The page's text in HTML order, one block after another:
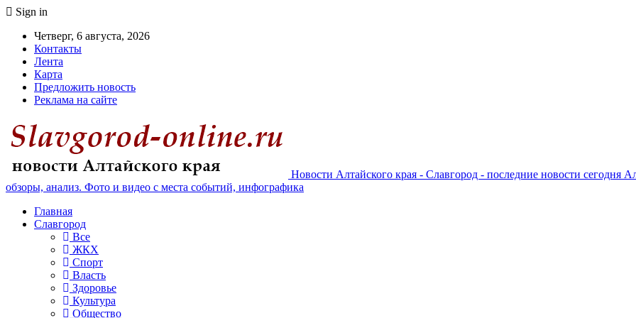
Sign in
Четверг, 6 августа, 2026
Контакты
Лента
Карта
Предложить новость
Реклама на сайте
Новости Алтайского края - Славгород - последние новости сегодня
обзоры, анализ. Фото и видео с места событий, инфографика
Главная
Славгород
Все
ЖКХ
Спорт
Власть
Здоровье
Культура
Общество